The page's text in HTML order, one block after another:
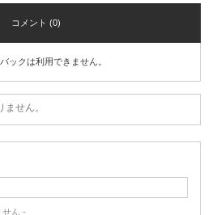
コメント (0)
ックは利用できません。
せん。
せん -